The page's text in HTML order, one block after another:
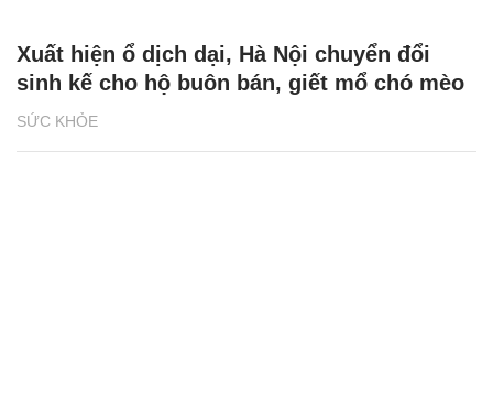
SỨC KHỎE
Xuất hiện ổ dịch dại, Hà Nội chuyển đổi
sinh kế cho hộ buôn bán, giết mổ chó mèo